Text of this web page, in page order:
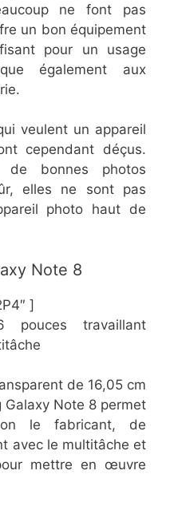
ne font pas
un bon équipement
pour un usage
également aux
veulent un appareil
cependant déçus.
de bonnes photos
elles ne sont pas
photo haut de
Note 8
]
pouces travaillant
de 16,05 cm
Note 8 permet
le fabricant, de
avec le multitâche et
mettre en œuvre